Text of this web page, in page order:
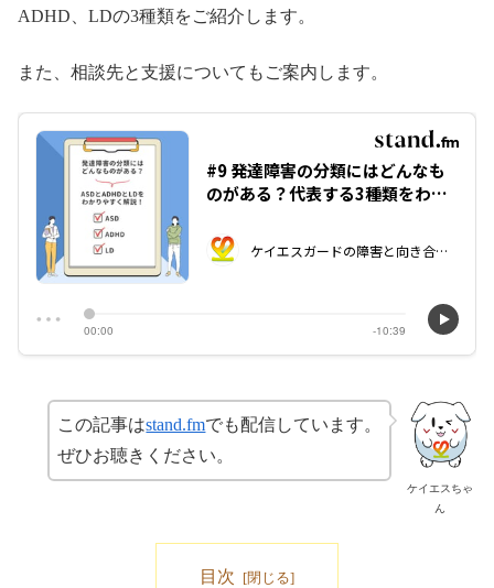
ADHD、LDの3種類をご紹介します。
また、相談先と支援についてもご案内します。
ケイエスちゃ
ん
この記事はstand.fmでも配信しています。
ぜひお聴きください。
目次